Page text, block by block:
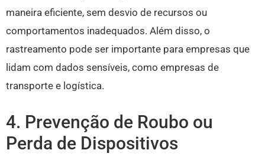
maneira eficiente, sem desvio de recursos ou
comportamentos inadequados. Além disso, o
rastreamento pode ser importante para empresas que
lidam com dados sensíveis, como empresas de
transporte e logística.
4. Prevenção de Roubo ou
Perda de Dispositivos